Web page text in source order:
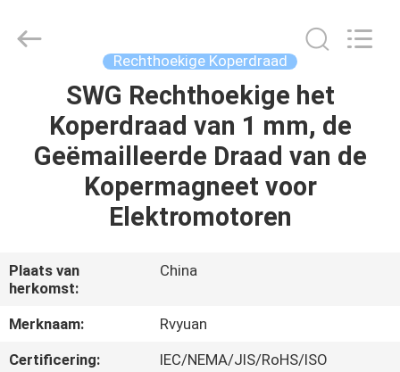
PRODUCTEN
ONGEVEER
ONS
FABRIEKSREIS
Material
Co,.Ltd.
Rechthoekige Koperdraad
SWG Rechthoekige het
Koperdraad van 1 mm, de
Geëmailleerde Draad van de
Kopermagneet voor
Elektromotoren
Plaats van
herkomst:
China
Merknaam:
Rvyuan
Certificering:
IEC/NEMA/JIS/RoHS/ISO